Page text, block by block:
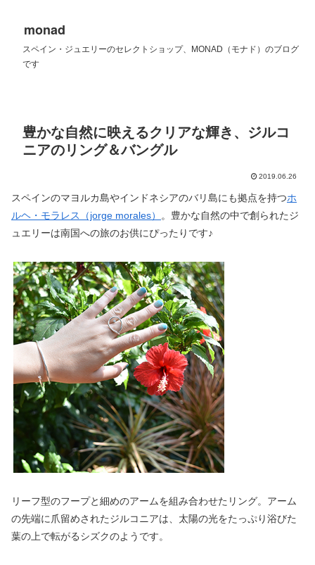
monad
スペイン・ジュエリーのセレクトショップ、MONAD（モナド）のブログ
です
豊かな自然に映えるクリアな輝き、ジルコ
ニアのリング＆バングル
2019.06.26
スペインのマヨルカ島やインドネシアのバリ島にも拠点を持つホ
ルヘ・モラレス（jorge morales）
。豊かな自然の中で創られたジ
ュエリーは南国への旅のお供にぴったりです♪
リーフ型のフープと細めのアームを組み合わせたリング。アーム
の先端に爪留めされたジルコニアは、太陽の光をたっぷり浴びた
葉の上で転がるシズクのようです。